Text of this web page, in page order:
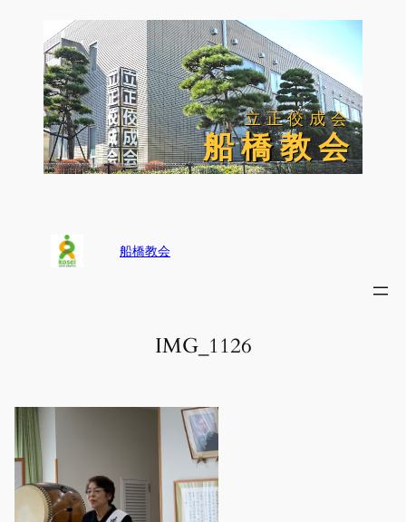
立正佼成会
立正佼成会
船 橋 教 会
船 橋 教 会
船橋教会
IMG_1126